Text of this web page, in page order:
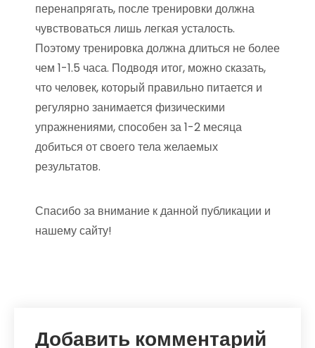
перенапрягать, после тренировки должна
чувствоваться лишь легкая усталость.
Поэтому тренировка должна длиться не более
чем 1-1.5 часа. Подводя итог, можно сказать,
что человек, который правильно питается и
регулярно занимается физическими
упражнениями, способен за 1-2 месяца
добиться от своего тела желаемых
результатов.
Спасибо за внимание к данной публикации и
нашему сайту!
Добавить комментарий